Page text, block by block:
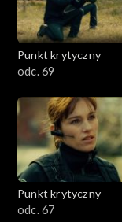
Punkt krytyczny
odc. 69
Punkt krytyczny
odc. 67